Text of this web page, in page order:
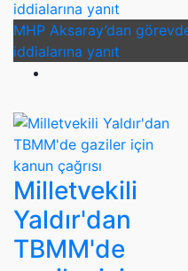
MHP Aksaray’dan
iddialarına yanıt
Milletvekili
Yaldır'dan
TBMM'de